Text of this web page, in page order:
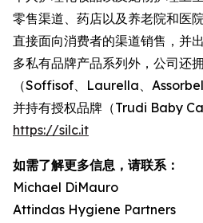
零售渠道、药店以及养老院和医
直接面向消费者的渠道销售，并
多私有品牌产品系列外，公司还
（Soffisof、Laurella、
并持有授权品牌（Trudi Baby
https://silc.it
如需了解更多信息，请联系：
Michael DiMauro
Attindas Hygiene Partners